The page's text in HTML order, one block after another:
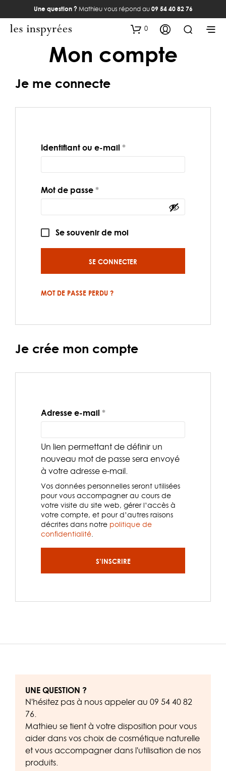
Une question ? Mathieu vous répond au 09 54 40 82 76
0
Mon compte
Je me connecte
Identifiant ou e-mail *Obligatoire
Mot de passe *Obligatoire
Se souvenir de moi
SE CONNECTER
MOT DE PASSE PERDU ?
Je crée mon compte
Adresse e-mail *Obligatoire
Un lien permettant de définir un
nouveau mot de passe sera envoyé
à votre adresse e-mail.
Vos données personnelles seront utilisées
pour vous accompagner au cours de
votre visite du site web, gérer l’accès à
votre compte, et pour d’autres raisons
décrites dans notre politique de
confidentialité
S’INSCRIRE
UNE QUESTION ?
N'hésitez pas à nous appeler au 09 54 40 82
76.
Mathieu se tient à votre disposition pour vous
aider dans vos choix de cosmétique naturelle
et vous accompagner dans l'utilisation de nos
produits.